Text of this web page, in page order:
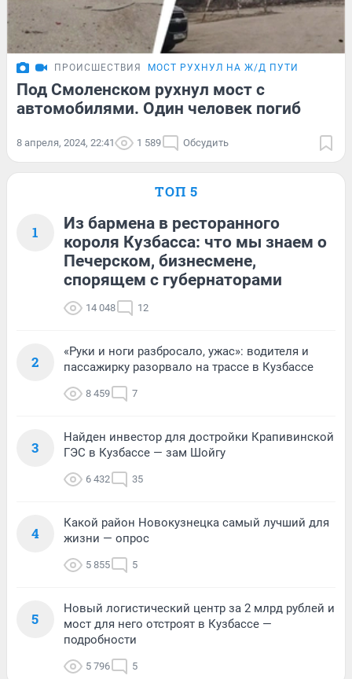
ПРОИСШЕСТВИЯ МОСТ РУХНУЛ НА Ж/Д ПУТИ
Под Смоленском рухнул мост с
автомобилями. Один человек погиб
8 апреля, 2024, 22:41 1 589 Обсудить
ТОП 5
1
Из бармена в ресторанного
короля Кузбасса: что мы знаем о
Печерском, бизнесмене,
спорящем с губернаторами
14 048 12
2
«Руки и ноги разбросало, ужас»: водителя и
пассажирку разорвало на трассе в Кузбассе
8 459 7
3
Найден инвестор для достройки Крапивинской
ГЭС в Кузбассе — зам Шойгу
6 432 35
4
Какой район Новокузнецка самый лучший для
жизни — опрос
5 855 5
5
Новый логистический центр за 2 млрд рублей и
мост для него отстроят в Кузбассе —
подробности
5 796 5